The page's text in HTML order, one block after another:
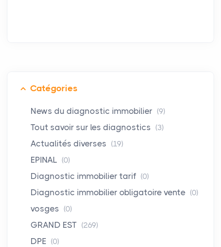
Catégories
News du diagnostic immobilier (9)
Tout savoir sur les diagnostics (3)
Actualités diverses (19)
EPINAL (0)
Diagnostic immobilier tarif (0)
Diagnostic immobilier obligatoire vente (0)
vosges (0)
GRAND EST (269)
DPE (0)